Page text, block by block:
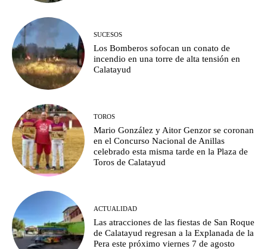
SUCESOS
Los Bomberos sofocan un conato de
incendio en una torre de alta tensión en
Calatayud
TOROS
Mario González y Aitor Genzor se coronan
en el Concurso Nacional de Anillas
celebrado esta misma tarde en la Plaza de
Toros de Calatayud
ACTUALIDAD
Las atracciones de las fiestas de San Roque
de Calatayud regresan a la Explanada de la
Pera este próximo viernes 7 de agosto